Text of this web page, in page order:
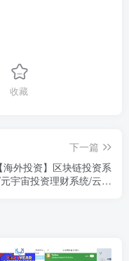
收藏
下一篇
【海外投资】区块链投资系
宇宙投资理财系统/云矿